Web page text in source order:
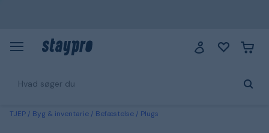
TJEP Byg & inventarie Befæstelse Plugs